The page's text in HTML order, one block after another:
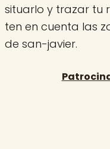
situarlo y trazar tu
ten en cuenta las
de san-javier.